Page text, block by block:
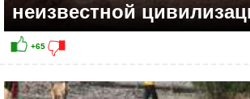
неизвестной